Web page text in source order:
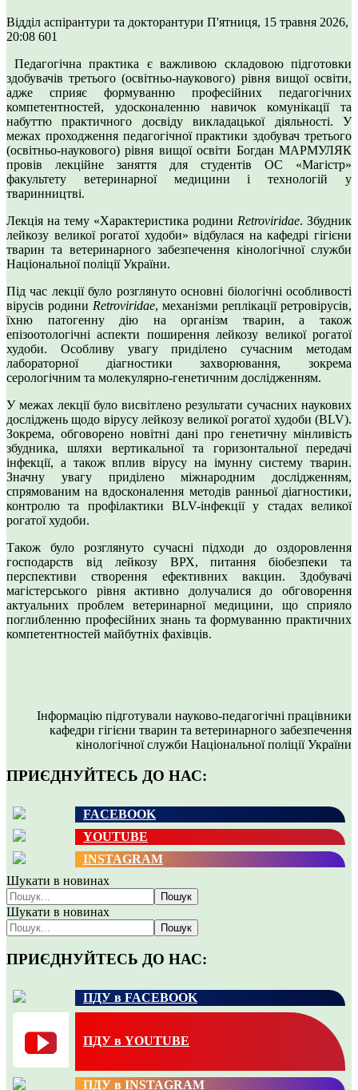
Відділ аспірантури та докторантури П'ятниця, 15 травня 2026,
20:08 601
Педагогічна практика є важливою складовою підготовки
здобувачів третього (освітньо-наукового) рівня вищої освіти,
адже сприяє формуванню професійних педагогічних
компетентностей, удосконаленню навичок комунікації та
набуттю практичного досвіду викладацької діяльності. У
межах проходження педагогічної практики здобувач третього
(освітньо-наукового) рівня вищої освіти Богдан МАРМУЛЯК
провів лекційне заняття для студентів ОС «Магістр»
факультету ветеринарної медицини і технологій у
тваринництві.
Лекція на тему «Характеристика родини Retroviridae. Збудник
лейкозу великої рогатої худоби» відбулася на кафедрі гігієни
тварин та ветеринарного забезпечення кінологічної служби
Національної поліції України.
Під час лекції було розглянуто основні біологічні особливості
вірусів родини Retroviridae, механізми реплікації ретровірусів,
їхню патогенну дію на організм тварин, а також
епізоотологічні аспекти поширення лейкозу великої рогатої
худоби. Особливу увагу приділено сучасним методам
лабораторної діагностики захворювання, зокрема
серологічним та молекулярно-генетичним дослідженням.
У межах лекції було висвітлено результати сучасних наукових
досліджень щодо вірусу лейкозу великої рогатої худоби (BLV).
Зокрема, обговорено новітні дані про генетичну мінливість
збудника, шляхи вертикальної та горизонтальної передачі
інфекції, а також вплив вірусу на імунну систему тварин.
Значну увагу приділено міжнародним дослідженням,
спрямованим на вдосконалення методів ранньої діагностики,
контролю та профілактики BLV-інфекції у стадах великої
рогатої худоби.
Також було розглянуто сучасні підходи до оздоровлення
господарств від лейкозу ВРХ, питання біобезпеки та
перспективи створення ефективних вакцин. Здобувачі
магістерського рівня активно долучалися до обговорення
актуальних проблем ветеринарної медицини, що сприяло
поглибленню професійних знань та формуванню практичних
компетентностей майбутніх фахівців.
Інформацію підготували науково-педагогічні працівники
кафедри гігієни тварин та ветеринарного забезпечення
кінологічної служби Національної поліції України
ПРИЄДНУЙТЕСЬ ДО НАС:
FACEBOOK
YOUTUBE
INSTAGRAM
Шукати в новинах
Пошук
Шукати в новинах
Пошук
ПРИЄДНУЙТЕСЬ ДО НАС:
ПДУ в FACEBOOK
ПДУ в YOUTUBE
ПДУ в INSTAGRAM